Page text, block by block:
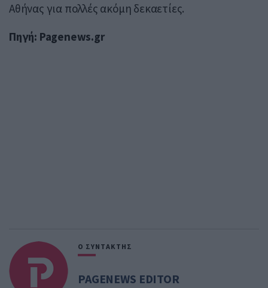
Αθήνας για πολλές ακόμη δεκαετίες.
Πηγή: Pagenews.gr
Ο ΣΥΝΤΑΚΤΗΣ
PAGENEWS EDITOR